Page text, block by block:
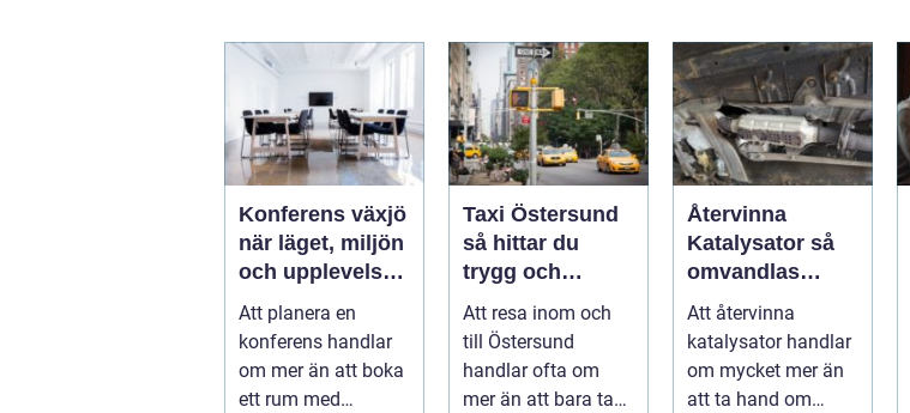
Konferens växjö
när läget, miljön
och upplevelsen
gör skillnad
Att planera en
konferens handlar
om mer än att boka
ett rum med
Taxi Östersund
så hittar du
trygg och
smidig transport
året runt
Att resa inom och
till Östersund
handlar ofta om
mer än att bara ta
Återvinna
Katalysator så
omvandlas
avfall till
värdefulla
resurser
Att återvinna
katalysator handlar
om mycket mer än
att ta hand om